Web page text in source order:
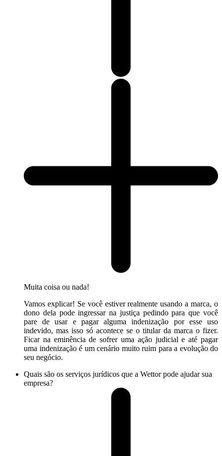
Muita coisa ou nada!
Vamos explicar! Se você estiver realmente usando a marca, o
dono dela pode ingressar na justiça pedindo para que você
pare de usar e pagar alguma indenização por esse uso
indevido, mas isso só acontece se o titular da marca o fizer.
Ficar na eminência de sofrer uma ação judicial e até pagar
uma indenização é um cenário muito ruim para a evolução do
seu negócio.
Quais são os serviços jurídicos que a Wettor pode ajudar sua
empresa?